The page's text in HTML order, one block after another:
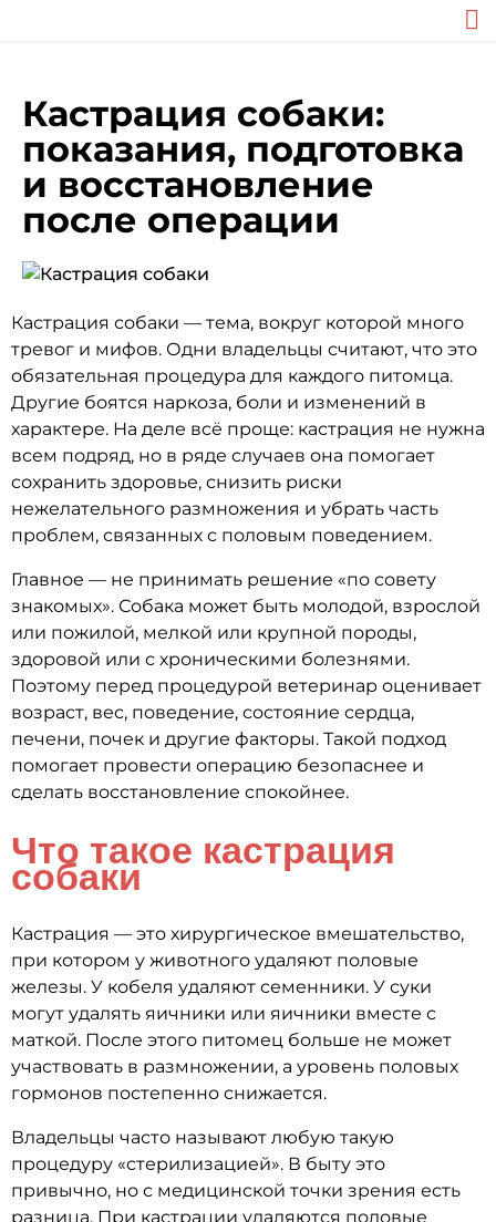
Кастрация собаки:
показания, подготовка
и восстановление
после операции
Кастрация собаки — тема, вокруг которой много
тревог и мифов. Одни владельцы считают, что это
обязательная процедура для каждого питомца.
Другие боятся наркоза, боли и изменений в
характере. На деле всё проще: кастрация не нужна
всем подряд, но в ряде случаев она помогает
сохранить здоровье, снизить риски
нежелательного размножения и убрать часть
проблем, связанных с половым поведением.
Главное — не принимать решение «по совету
знакомых». Собака может быть молодой, взрослой
или пожилой, мелкой или крупной породы,
здоровой или с хроническими болезнями.
Поэтому перед процедурой ветеринар оценивает
возраст, вес, поведение, состояние сердца,
печени, почек и другие факторы. Такой подход
помогает провести операцию безопаснее и
сделать восстановление спокойнее.
Что такое кастрация
собаки
Кастрация — это хирургическое вмешательство,
при котором у животного удаляют половые
железы. У кобеля удаляют семенники. У суки
могут удалять яичники или яичники вместе с
маткой. После этого питомец больше не может
участвовать в размножении, а уровень половых
гормонов постепенно снижается.
Владельцы часто называют любую такую
процедуру «стерилизацией». В быту это
привычно, но с медицинской точки зрения есть
разница. При кастрации удаляются половые